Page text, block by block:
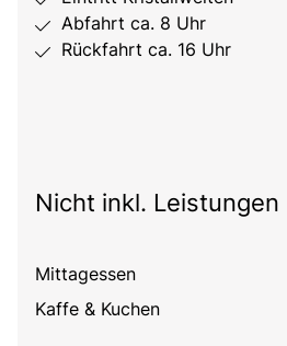
Abfahrt ca. 8 Uhr
Rückfahrt ca. 16 Uhr
Nicht inkl. Leistungen
Mittagessen
Kaffe & Kuchen